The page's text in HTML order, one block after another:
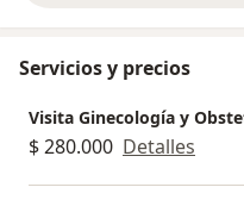
Servicios y precios
Visita Ginecología y
$ 280.000 Detalles